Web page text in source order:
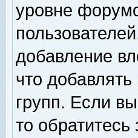
уровне
добавление
что
групп. Если
то